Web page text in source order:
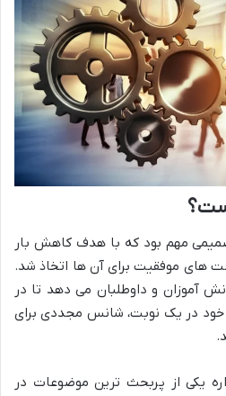
مهم بود که با هدف کاهش بار
های موفقیت برای آن ها اتخاذ شد.
آموزان و داوطلبان می دهد تا در
در یک نوبت، شانس مجددی برای
یکی از پربحث ترین موضوعات در